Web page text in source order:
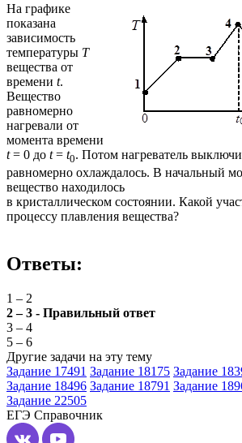
На графике
показана
зависимость
температуры T
вещества от
времени t.
Вещество
равномерно
нагревали от
момента времени
t= 0 до t = t0. Потом нагреватель
равномерно охлаждалось. В начальный
вещество находилось
в кристаллическом состоянии. Какой
процессу плавления вещества?
Ответы:
1 – 2
2 – 3 - Правильный ответ
3 – 4
5 – 6
Другие задачи на эту тему
Задание 17491 Задание 18175 Задание
Задание 18496 Задание 18791 Задание
Задание 22505
ЕГЭ Справочник